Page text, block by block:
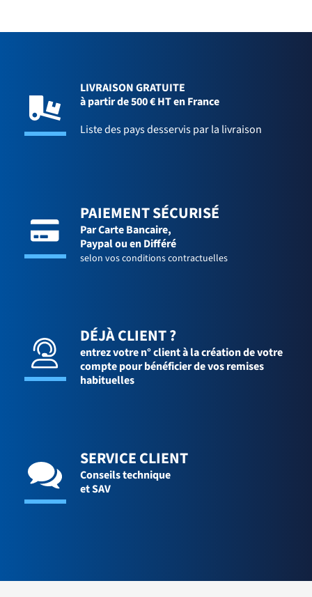
LIVRAISON GRATUITE
à partir de 500 € HT en France
Liste des pays desservis par la livraison
PAIEMENT SÉCURISÉ
Par Carte Bancaire,
Paypal ou en Différé
selon vos conditions contractuelles
DÉJÀ CLIENT ?
entrez votre n° client à la création de votre
compte pour bénéficier de vos remises
habituelles
SERVICE CLIENT
Conseils technique
et SAV